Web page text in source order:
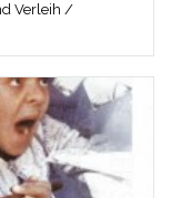
Verleih /